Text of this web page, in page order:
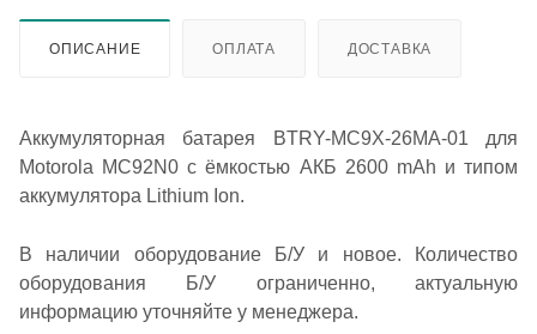
ОПИСАНИЕ ОПЛАТА ДОСТАВКА
Аккумуляторная батарея BTRY-MC9X-26MA-01 для
Motorola MC92N0 с ёмкостью АКБ 2600 mAh и типом
аккумулятора Lithium Ion.
В наличии оборудование Б/У и новое. Количество
оборудования Б/У ограниченно, актуальную
информацию уточняйте у менеджера.